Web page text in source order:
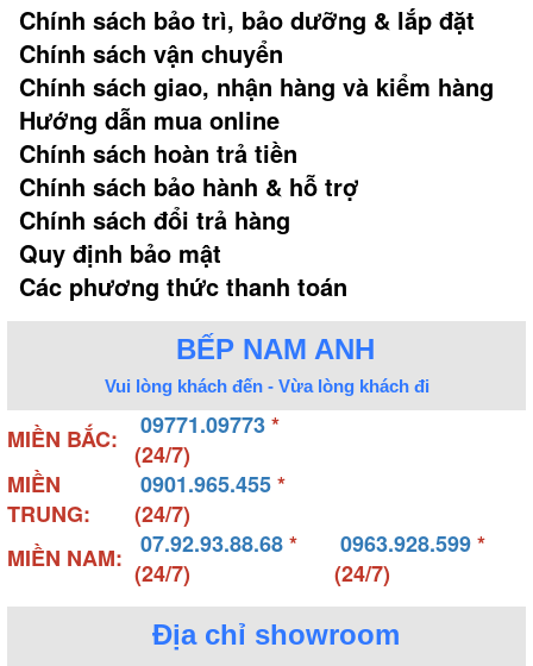
Chính sách bảo trì, bảo dưỡng & lắp đặt
Chính sách vận chuyển
Chính sách giao, nhận hàng và kiểm hàng
Hướng dẫn mua online
Chính sách hoàn trả tiền
Chính sách bảo hành & hỗ trợ
Chính sách đổi trả hàng
Quy định bảo mật
Các phương thức thanh toán
BẾP NAM ANH
Vui lòng khách đến - Vừa lòng khách đi
MIỀN BẮC: 09771.09773*
(24/7)
MIỀN
TRUNG:
0901.965.455*
(24/7)
MIỀN NAM:
07.92.93.88.68*
(24/7)
0963.928.599*
(24/7)
Địa chỉ showroom